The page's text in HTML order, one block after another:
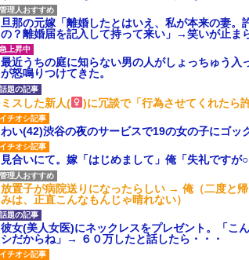
旦那の元嫁「離婚したとはいえ、私が本来の妻。
の？離婚届を記入して持って来い」→笑いが止ま
最近うちの庭に知らない男の人がしょっちゅう
が怒鳴りつけてきた。
ミスした新人( )に冗談で「行為させてくれたら
わい(42)渋谷の夜のサービスで19の女の子にゴッ
見合いにて。嫁「はじめまして」俺「失礼ですが
放置子が病院送りになったらしい → 俺（二度と
みは、正直こんなもんじゃ晴れない）
彼女(美人女医)にネックレスをプレゼント。「こ
シだからね」→ ６０万したと話したら・・・